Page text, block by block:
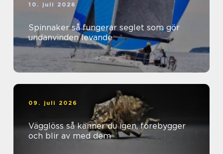
10. juli 2026
Spinnaker så fungerar seglet som gör
undanvinden levande
09. juli 2026
Vägglöss så känner du igen, förebygger
och blir av med dem